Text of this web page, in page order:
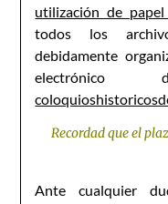
utilización de
todos los
debidamente
Recordad que el
Ante cualquier